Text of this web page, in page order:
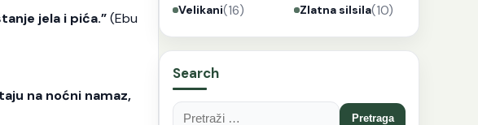
jela i pića.”(Ebu
na noćni namaz,
Velikani(16) Zlatna silsila(10)
Search
Pretraga: